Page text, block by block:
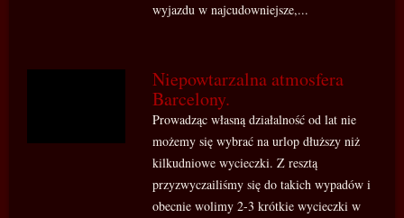
wyjazdu w najcudowniejsze,...
Niepowtarzalna atmosfera
Barcelony.
Prowadząc własną działalność od lat nie
możemy się wybrać na urlop dłuższy niż
kilkudniowe wycieczki. Z resztą
przyzwyczailiśmy się do takich wypadów i
obecnie wolimy 2-3 krótkie wycieczki w